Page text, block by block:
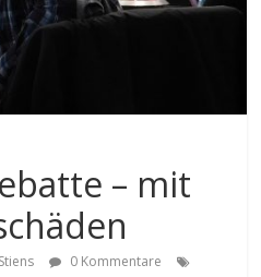
– mit
0 Kommentare